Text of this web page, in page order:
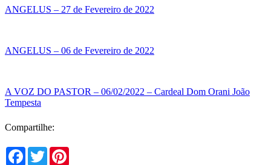
ANGELUS – 27 de Fevereiro de 2022
ANGELUS – 06 de Fevereiro de 2022
A VOZ DO PASTOR – 06/02/2022 – Cardeal Dom Orani João
Tempesta
Compartilhe:
Facebook
Twitter